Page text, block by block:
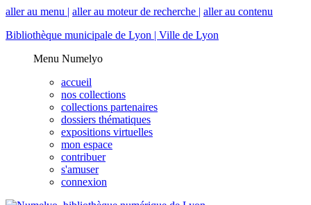
aller au menu | aller au moteur de recherche | aller au contenu
Bibliothèque municipale de Lyon | Ville de Lyon
Menu Numelyo
accueil
nos collections
collections partenaires
dossiers thématiques
expositions virtuelles
mon espace
contribuer
s'amuser
connexion